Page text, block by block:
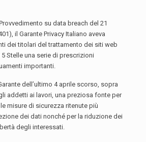
su data breach del 21
il Garante Privacy Italiano aveva
dei titolari del trattamento dei siti web
Stelle una serie di prescrizioni
importanti.
dell’ultimo 4 aprile scorso, sopra
addetti ai lavori, una preziosa fonte per
misure di sicurezza ritenute più
dei dati nonché per la riduzione dei
degli interessati.